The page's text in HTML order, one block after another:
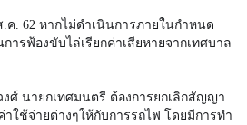
. 62 หากไม่ดำเนินการภายในกำหนด
ารฟ้องขับไล่เรียกค่าเสียหายจากเทศบาล
นายกเทศมนตรี ต้องการยกเลิกสัญญา
ใช้จ่ายต่างๆให้กับการรถไฟ โดยมีการทำ